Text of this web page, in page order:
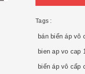
Tags :
bán biến áp vô
bien ap vo cap
biến áp vô cấp